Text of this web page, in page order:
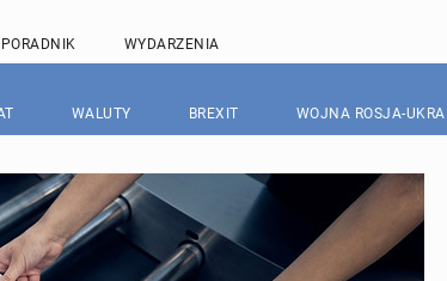
PORADNIK WYDARZENIA
WALUTY BREXIT WOJNA ROSJA-